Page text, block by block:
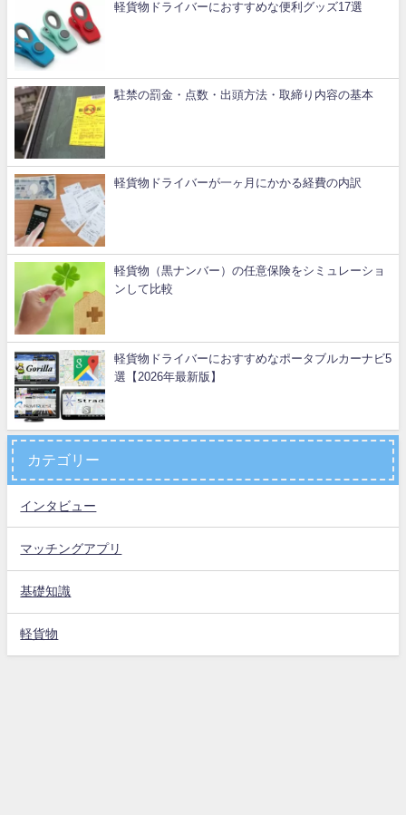
軽貨物ドライバーにおすすめな便利グッズ17選
駐禁の罰金・点数・出頭方法・取締り内容の基本
軽貨物ドライバーが一ヶ月にかかる経費の内訳
軽貨物（黒ナンバー）の任意保険をシミュレーショ
ンして比較
軽貨物ドライバーにおすすめなポータブルカーナビ5
選【2026年最新版】
カテゴリー
インタビュー
マッチングアプリ
基礎知識
軽貨物